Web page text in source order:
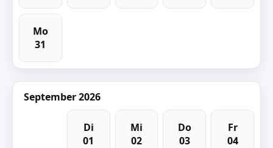
Mo
31
September 2026
Di
01
Mi
02
Do
03
Fr
04